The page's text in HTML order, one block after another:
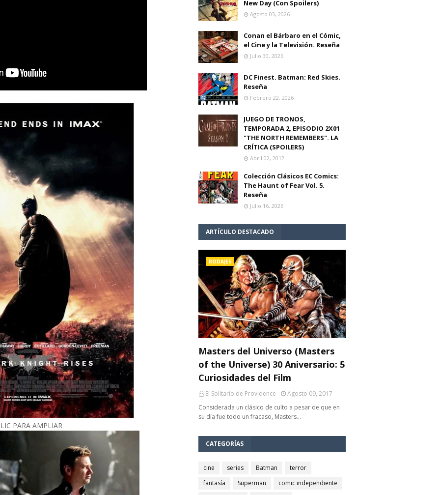
PARA AMPLIAR
New Day (Con Spoilers)
Agosto 03, 2026
Conan el Bárbaro en el Cómic,
el Cine y la Televisión. Reseña
Julio 30, 2026
DC Finest. Batman: Red Skies.
Reseña
Febrero 22, 2026
JUEGO DE TRONOS,
TEMPORADA 2, EPISODIO 2X01
"THE NORTH REMEMBERS". LA
CRÍTICA (SPOILERS)
Abril 02, 2012
Colección Clásicos EC Comics:
The Haunt of Fear Vol. 5.
Reseña
Julio 16, 2026
ARTÍCULO DESTACADO
RODAJES
Masters del Universo (Masters
of the Universe) 30 Aniversario: 5
Curiosidades del Film
El Solitario de Providence
Agosto 09, 2017
Considerada un clásico de culto a pesar de que en
su día fue todo un fracaso, Masters…
CATEGORÍAS
cine series Batman
terror
fantasía
Superman
comic independiente